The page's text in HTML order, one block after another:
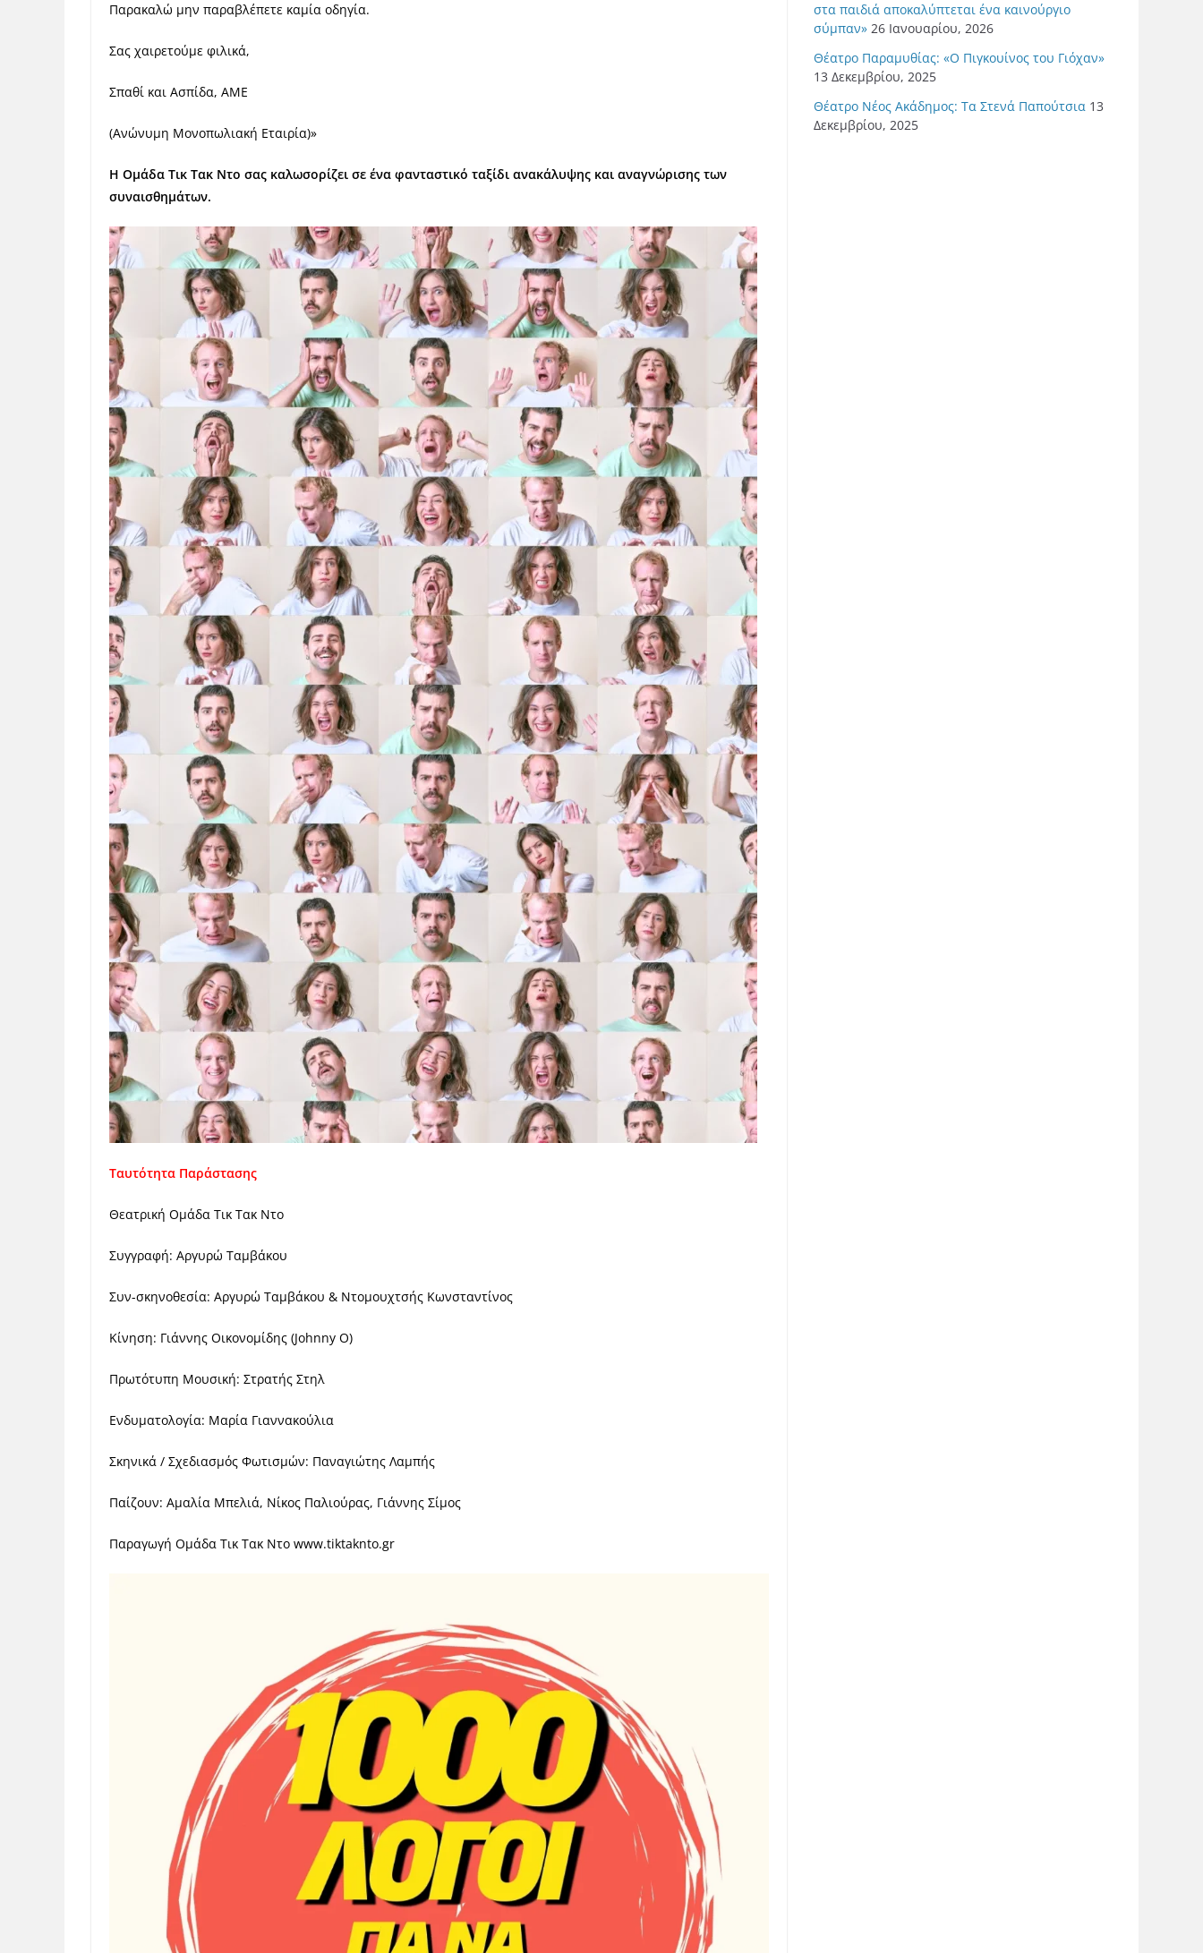
Παρακαλώ μην παραβλέπετε καμία οδηγία.
Σας χαιρετούμε φιλικά,
Σπαθί και Ασπίδα, ΑΜΕ
(Ανώνυμη Μονοπωλιακή Εταιρία)»
Η Ομάδα Τικ Τακ Ντο σας καλωσορίζει σε ένα φανταστικό ταξίδι ανακάλυψης και αναγνώρισης των
συναισθημάτων.
Ταυτότητα Παράστασης
Θεατρική Ομάδα Τικ Τακ Ντο
Συγγραφή: Αργυρώ Ταμβάκου
Συν-σκηνοθεσία: Αργυρώ Ταμβάκου & Ντομουχτσής Κωνσταντίνος
Κίνηση: Γιάννης Οικονομίδης (Johnny O)
Πρωτότυπη Μουσική: Στρατής Στηλ
Ενδυματολογία: Μαρία Γιαννακούλια
Σκηνικά / Σχεδιασμός Φωτισμών: Παναγιώτης Λαμπής
Παίζουν: Αμαλία Μπελιά, Νίκος Παλιούρας, Γιάννης Σίμος
Παραγωγή Ομάδα Τικ Τακ Ντο www.tiktaknto.gr
στα παιδιά αποκαλύπτεται ένα καινούργιο
σύμπαν» 26 Ιανουαρίου, 2026
Θέατρο Παραμυθίας: «Ο Πιγκουίνος του Γιόχαν»
13 Δεκεμβρίου, 2025
Θέατρο Νέος Ακάδημος: Τα Στενά Παπούτσια 13
Δεκεμβρίου, 2025